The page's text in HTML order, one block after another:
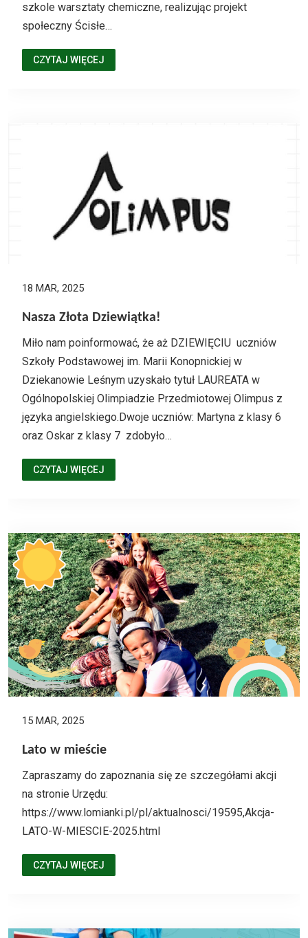
szkole warsztaty chemiczne, realizując projekt
społeczny Ścisłe…
CZYTAJ WIĘCEJ
18 MAR, 2025
Nasza Złota Dziewiątka!
Miło nam poinformować, że aż DZIEWIĘCIU uczniów
Szkoły Podstawowej im. Marii Konopnickiej w
Dziekanowie Leśnym uzyskało tytuł LAUREATA w
Ogólnopolskiej Olimpiadzie Przedmiotowej Olimpus z
języka angielskiego.Dwoje uczniów: Martyna z klasy 6
oraz Oskar z klasy 7 zdobyło…
CZYTAJ WIĘCEJ
15 MAR, 2025
Lato w mieście
Zapraszamy do zapoznania się ze szczegółami akcji
na stronie Urzędu:
https://www.lomianki.pl/pl/aktualnosci/19595,Akcja-
LATO-W-MIESCIE-2025.html
CZYTAJ WIĘCEJ